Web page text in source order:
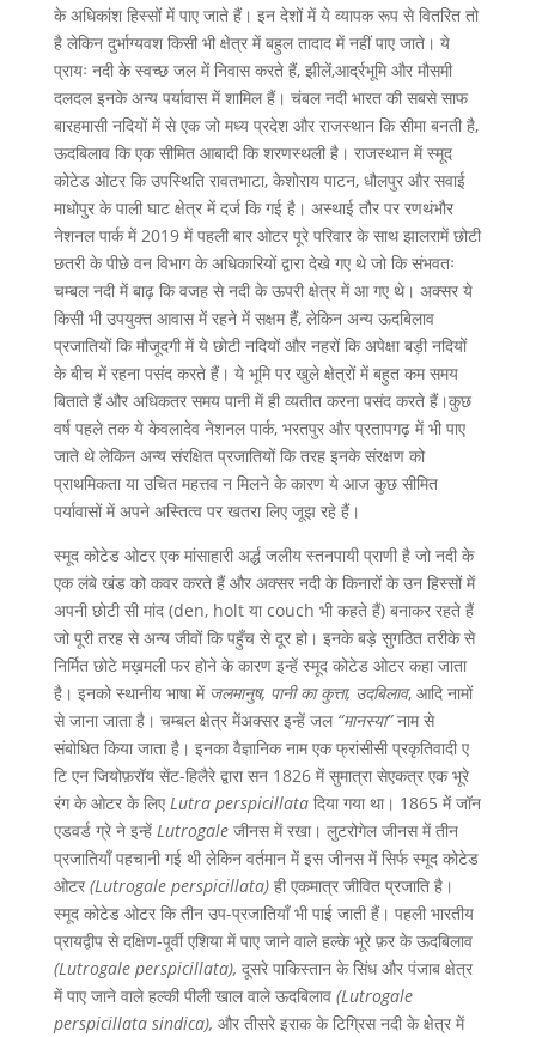
के अधिकांश हिस्सों में पाए जाते हैं। इन देशों में ये व्यापक रूप से वितरित तो
है लेकिन दुर्भाग्यवश किसी भी क्षेत्र में बहुल तादाद में नहीं पाए जाते। ये
प्रायः नदी के स्वच्छ जल में निवास करते हैं, झीलें,आर्द्रभूमि और मौसमी
दलदल इनके अन्य पर्यावास में शामिल हैं। चंबल नदी भारत की सबसे साफ
बारहमासी नदियों में से एक जो मध्य प्रदेश और राजस्थान कि सीमा बनती है,
ऊदबिलाव कि एक सीमित आबादी कि शरणस्थली है। राजस्थान में स्मूद
कोटेड ओटर कि उपस्थिति रावतभाटा, केशोराय पाटन, धौलपुर और सवाई
माधोपुर के पाली घाट क्षेत्र में दर्ज कि गई है। अस्थाई तौर पर रणथंभौर
नेशनल पार्क में 2019 में पहली बार ओटर पूरे परिवार के साथ झालरामें छोटी
छतरी के पीछे वन विभाग के अधिकारियों द्वारा देखे गए थे जो कि संभवतः
चम्बल नदी में बाढ़ कि वजह से नदी के ऊपरी क्षेत्र में आ गए थे। अक्सर ये
किसी भी उपयुक्त आवास में रहने में सक्षम हैं, लेकिन अन्य ऊदबिलाव
प्रजातियों कि मौजूदगी में ये छोटी नदियों और नहरों कि अपेक्षा बड़ी नदियों
के बीच में रहना पसंद करते हैं। ये भूमि पर खुले क्षेत्रों में बहुत कम समय
बिताते हैं और अधिकतर समय पानी में ही व्यतीत करना पसंद करते हैं।कुछ
वर्ष पहले तक ये केवलादेव नेशनल पार्क, भरतपुर और प्रतापगढ़ में भी पाए
जाते थे लेकिन अन्य संरक्षित प्रजातियों कि तरह इनके संरक्षण को
प्राथमिकता या उचित महत्तव न मिलने के कारण ये आज कुछ सीमित
पर्यावासों में अपने अस्तित्व पर खतरा लिए जूझ रहे हैं।
स्मूद कोटेड ओटर एक मांसाहारी अर्द्ध जलीय स्तनपायी प्राणी है जो नदी के
एक लंबे खंड को कवर करते हैं और अक्सर नदी के किनारों के उन हिस्सों में
अपनी छोटी सी मांद (den, holt या couch भी कहते हैं) बनाकर रहते हैं
जो पूरी तरह से अन्य जीवों कि पहुँच से दूर हो। इनके बड़े सुगठित तरीके से
निर्मित छोटे मख़मली फर होने के कारण इन्हें स्मूद कोटेड ओटर कहा जाता
है। इनको स्थानीय भाषा में जलमानुष, पानी का कुत्ता, उदबिलाव, आदि नामों
से जाना जाता है। चम्बल क्षेत्र मेंअक्सर इन्हें जल “मानस्या”नाम से
संबोधित किया जाता है। इनका वैज्ञानिक नाम एक फ्रांसीसी प्रकृतिवादी ए
टि एन जियोफ़रॉय सेंट-हिलैरे द्वारा सन 1826 में सुमात्रा सेएकत्र एक भूरे
रंग के ओटर के लिए Lutra perspicillata दिया गया था। 1865 में जॉन
एडवर्ड ग्रे ने इन्हें Lutrogale जीनस में रखा। लुटरोगेल जीनस में तीन
प्रजातियाँ पहचानी गई थी लेकिन वर्तमान में इस जीनस में सिर्फ स्मूद कोटेड
ओटर (Lutrogale perspicillata) ही एकमात्र जीवित प्रजाति है।
स्मूद कोटेड ओटर कि तीन उप-प्रजातियाँ भी पाई जाती हैं। पहली भारतीय
प्रायद्वीप से दक्षिण-पूर्वी एशिया में पाए जाने वाले हल्के भूरे फ़र के ऊदबिलाव
(Lutrogale perspicillata), दूसरे पाकिस्तान के सिंध और पंजाब क्षेत्र
में पाए जाने वाले हल्की पीली खाल वाले ऊदबिलाव (Lutrogale
perspicillata sindica), और तीसरे इराक के टिग्रिस नदी के क्षेत्र में